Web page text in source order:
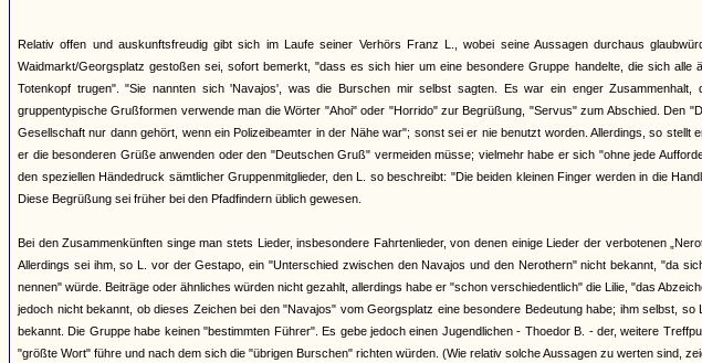
Relativ offen und auskunftsfreudig gibt sich im Laufe seiner Verhörs Franz L., wobei seine Aussagen durchaus
Waidmarkt/Georgsplatz gestoßen sei, sofort bemerkt, "dass es sich hier um eine besondere Gruppe handelte, die sich alle
Totenkopf trugen". "Sie nannten sich 'Navajos', was die Burschen mir selbst sagten. Es war ein enger
gruppentypische Grußformen verwende man die Wörter "Ahoi" oder "Horrido" zur Begrüßung, "Servus" zum Abschied. Den
Gesellschaft nur dann gehört, wenn ein Polizeibeamter in der Nähe war"; sonst sei er nie benutzt worden. Allerdings, so stellt
er die besonderen Grüße anwenden oder den "Deutschen Gruß" vermeiden müsse; vielmehr habe er sich "ohne jede
den speziellen Händedruck sämtlicher Gruppenmitglieder, den L. so beschreibt: "Die beiden kleinen Finger werden in die
Diese Begrüßung sei früher bei den Pfadfindern üblich gewesen.
Bei den Zusammenkünften singe man stets Lieder, insbesondere Fahrtenlieder, von denen einige Lieder der verbotenen
Allerdings sei ihm, so L. vor der Gestapo, ein "Unterschied zwischen den Navajos und den Nerothern" nicht bekannt, "da
nennen" würde. Beiträge oder ähnliches würden nicht gezahlt, allerdings habe er "schon verschiedentlich" die Lilie, "das
jedoch nicht bekannt, ob dieses Zeichen bei den "Navajos" vom Georgsplatz eine besondere Bedeutung habe; ihm selbst,
bekannt. Die Gruppe habe keinen "bestimmten Führer". Es gebe jedoch einen Jugendlichen - Thoedor B. - der, weitere
"größte Wort" führe und nach dem sich die "übrigen Burschen" richten würden. (Wie relativ solche Aussagen zu werten sind,